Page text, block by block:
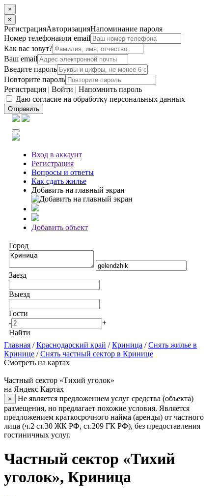
×
×
РегистрацияАвторизацияНапоминание пароля
Номер телефонаили email
Как вас зовут?
Ваш email
Введите пароль
Повторите пароль
Регистрация | Войти | Напомнить пароль
Даю согласие на обработку персональных данных
Отправить
Вход в аккаунт
Регистрация
Вопросы и ответы
Как сдать жилье
Добавить на главный экран
Добавить объект
Город
Заезд
Выезд
Гости
-
+
Найти
Главная /Краснодарский край /Криница /Снять жилье в
Кринице /Снять частный сектор в Кринице
Смотреть на картах
Частный сектор «Тихий уголок»
на Яндекс Картах
×
Не является предложением услуг средства (объекта)
размещения, но предлагает похожие условия. Является
предложением краткосрочного найма (аренды) от частного
лица (ч.2 ст.30 ЖК РФ, ст.209 ГК РФ), без предоставления
гостиничных услуг.
Частный сектор «Тихий
уголок», Криница